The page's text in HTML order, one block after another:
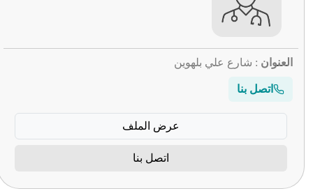
العنوان : شارع علي بلهوين
اتصل بنا
عرض الملف
اتصل بنا